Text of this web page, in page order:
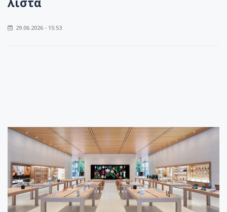
29.06.2026 - 15:53